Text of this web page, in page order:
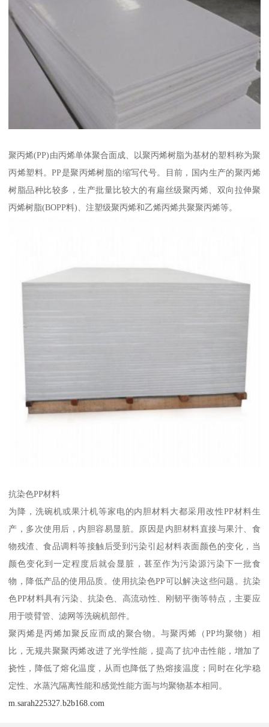
聚丙烯(PP)由丙烯单体聚合面成、以聚丙烯树脂为基材的塑料称为聚
丙烯塑料。PP是聚丙烯树脂的缩写代号。目前，国内生产的聚丙烯
树脂品种比较多，生产批量比较大的有扁丝级聚丙烯、双向拉伸聚
丙烯树脂(BOPP料)、注塑级聚丙烯和乙烯丙烯共聚聚丙烯等。
抗染色PP材料
为降，洗碗机或果汁机等家电的内胆材料大都采用改性PP材料生
产，多次使用后，内胆容易显脏。原因是内胆材料直接与果汁、食
物残渣、食品调料等接触后受到污染引起材料表面颜色的变化，当
颜色变化到一定程度后就会显脏，甚至作为污染源污染下一批食
物，降低产品的使用品质。使用抗染色PP可以解决这些问题。抗染
色PP材料具有污染、抗染色、高流动性、刚韧平衡等特点，主要应
用于喷臂管、滤网等洗碗机部件。
聚丙烯是丙烯加聚反应而成的聚合物。与聚丙烯（PP均聚物）相
比，无规共聚聚丙烯改进了光学性能，提高了抗冲击性能，增加了
挠性，降低了熔化温度，从而也降低了热熔接温度；同时在化学稳
定性、水蒸汽隔离性能和感觉性能方面与均聚物基本相同。
m.sarah225327.b2b168.com